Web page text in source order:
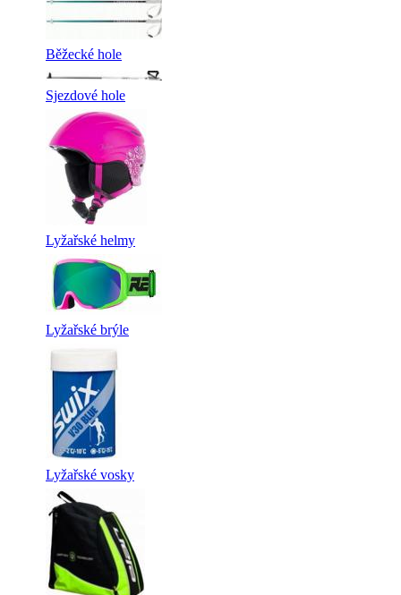
Běžecké hole
Sjezdové hole
Lyžařské helmy
Lyžařské brýle
Lyžařské vosky